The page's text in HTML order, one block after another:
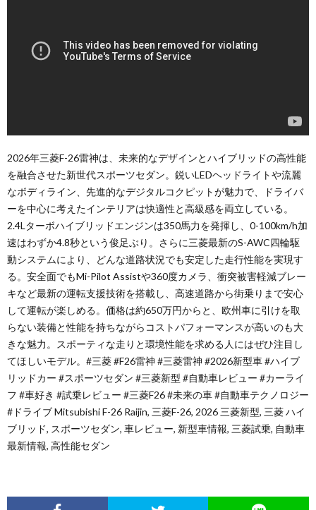
2026年三菱F-26雷神は、未来的なデザインとハイブリッドの高性能
を融合させた新世代スポーツセダン。鋭いLEDヘッドライトや流麗
なボディライン、先進的なデジタルコクピットが魅力で、ドライバ
ーを中心に考えたインテリアは快適性と高級感を両立している。
2.4Lターボハイブリッドエンジンは350馬力を発揮し、0-100km/h加
速はわずか4.8秒という俊足ぶり。さらに三菱最新のS-AWC四輪駆
動システムにより、どんな道路状況でも安定した走行性能を実現す
る。安全面でもMi-Pilot Assistや360度カメラ、衝突被害軽減ブレー
キなど最新の運転支援技術を搭載し、高速道路から街乗りまで安心
して運転が楽しめる。価格は約650万円からと、欧州車に引けを取
らない装備と性能を持ちながらコストパフォーマンスが高いのも大
きな魅力。スポーティな走りと環境性能を求める人にはぜひ注目し
てほしいモデル。#三菱 #F26雷神 #三菱雷神 #2026新型車 #ハイブ
リッドカー #スポーツセダン #三菱新型 #自動車レビュー #カーライ
フ #車好き #試乗レビュー #三菱F26 #未来の車 #自動車テクノロジー
#ドライブ Mitsubishi F-26 Raijin, 三菱F-26, 2026 三菱新型, 三菱 ハイ
ブリッド, スポーツセダン, 車レビュー, 新型車情報, 三菱試乗, 自動車
最新情報, 高性能セダン